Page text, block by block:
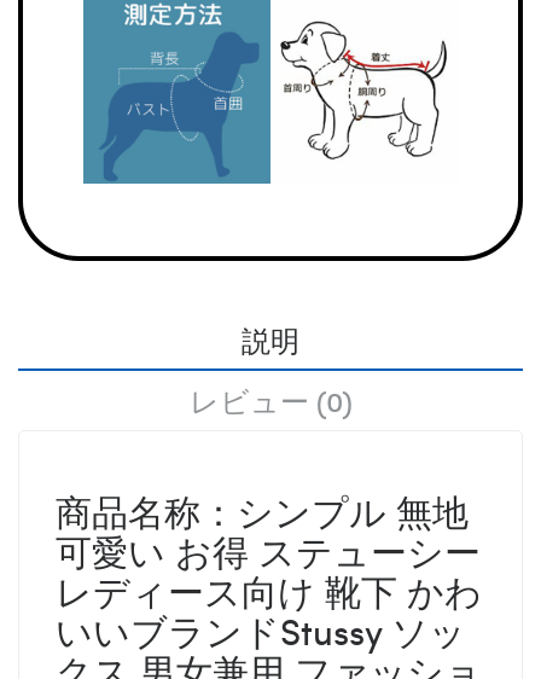
説明
レビュー (0)
商品名称：シンプル 無地
可愛い お得 ステューシー
レディース向け 靴下 かわ
いいブランドStussy ソッ